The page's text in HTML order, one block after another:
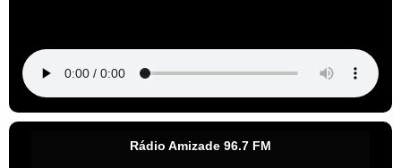
Rádio Amizade 96.7 FM